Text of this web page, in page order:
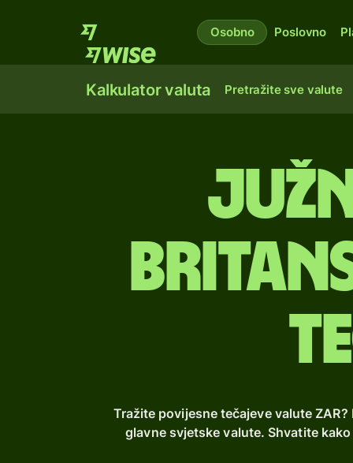
Osobno Poslovno
Kalkulator valuta Pretražite sve valute
Tražite povijesne tečajeve valute
glavne svjetske valute. Shvatite